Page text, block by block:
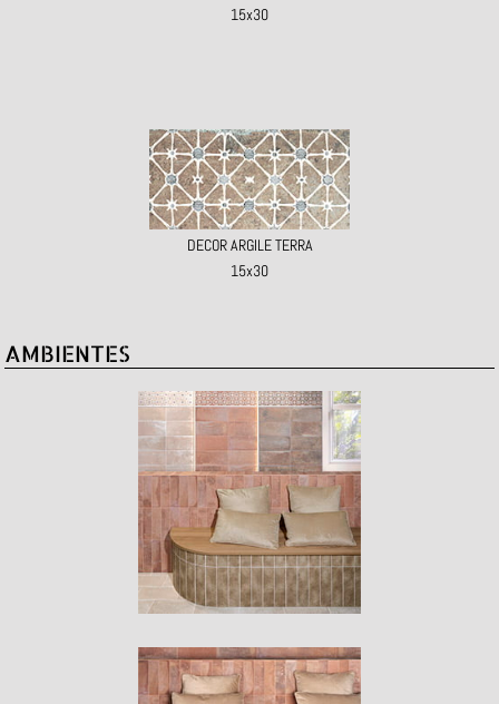
15x30
DECOR ARGILE TERRA
15x30
AMBIENTES